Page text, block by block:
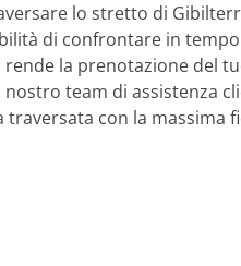
lo stretto di
di confrontare in
la prenotazione del
team di assistenza
con la massima